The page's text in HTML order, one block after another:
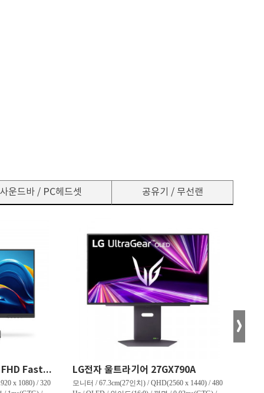
사운드바 / PC헤드셋 공유기 / 무선랜
한성컴퓨터 TFG24F32P FHD Fast IPS 리얼 320 게이밍 무결점
x 1080) / 320
LG전자 울트라기어 27GX790A
모니터 / 67.3cm(27인치) / QHD(2560 x 1440) / 480